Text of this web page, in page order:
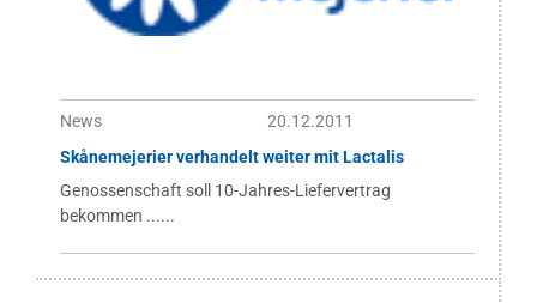
News
20.12.2011
Skånemejerier verhandelt weiter mit Lactalis
Genossenschaft soll 10-Jahres-Liefervertrag
bekommen ......